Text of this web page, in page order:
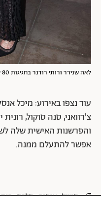
לאה שנירר ורותי רודנר בחגיגות 80 שנה של ה.שטרן | צילום: רפי דלויה
עוד נצפו באירוע: מיכל
צ'רוואני, סנה סוקול,
והפרשנות האישית שלה
אפשר להתעלם ממנה.
סטייל אופנה סלבס